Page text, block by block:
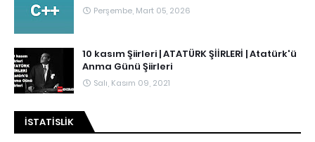
Perşembe, Mart 05, 2026
10 kasım Şiirleri | ATATÜRK ŞİİRLERİ | Atatürk'ü
Anma Günü Şiirleri
Salı, Kasım 09, 2021
İSTATISLIK